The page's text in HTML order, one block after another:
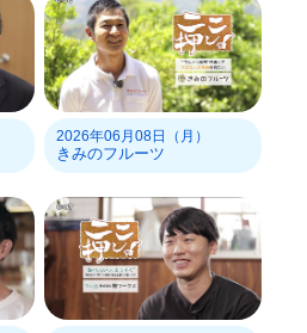
2026年06月08日（月）
きみのフルーツ